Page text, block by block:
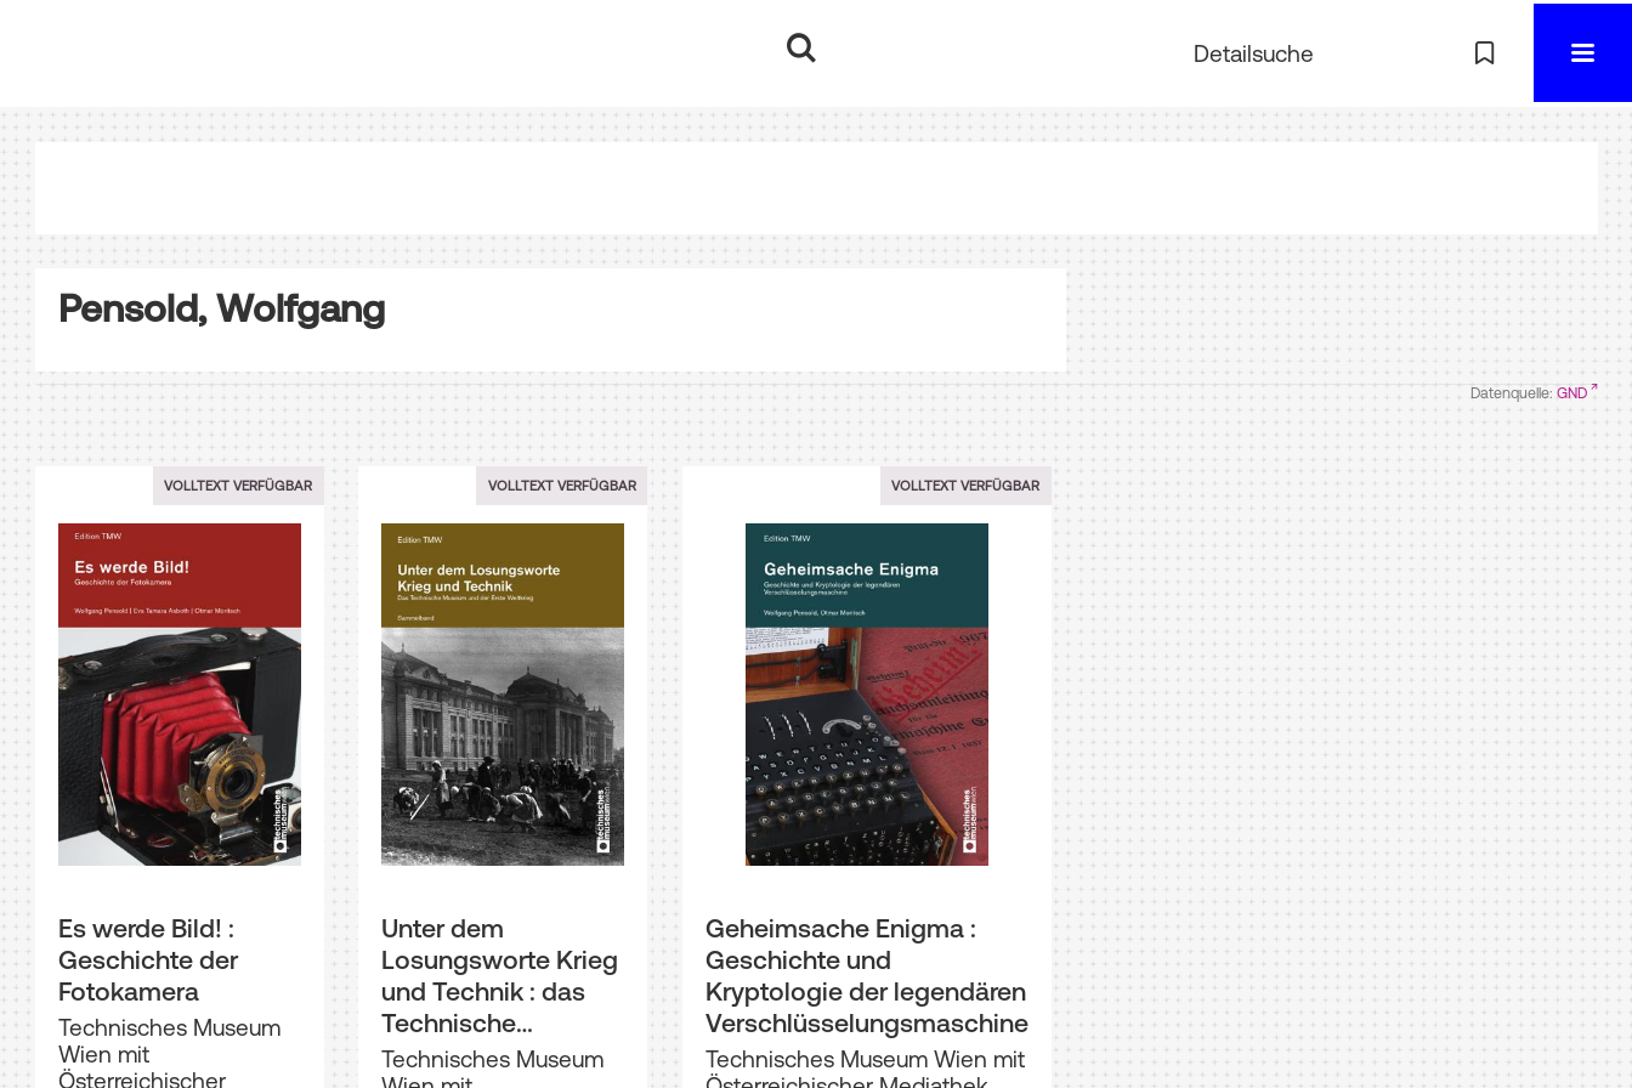
Detailsuche
Pensold, Wolfgang
Datenquelle: GND
VOLLTEXT VERFÜGBAR
Es werde Bild! :
Geschichte der
Fotokamera
Technisches Museum
Wien mit
Österreichischer
VOLLTEXT VERFÜGBAR
Unter dem
Losungsworte Krieg
und Technik : das
Technische
Museum Wien und
Technisches Museum
VOLLTEXT VERFÜGBAR
Geheimsache Enigma :
Geschichte und
Kryptologie der legendären
Verschlüsselungsmaschine
Technisches Museum Wien mit